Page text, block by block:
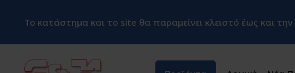
Το κατάστημα και το site θα παραμείνει κλειστό έως και